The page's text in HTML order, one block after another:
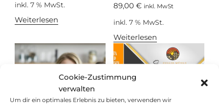
Cookie-Zustimmung
verwalten
Um dir ein optimales Erlebnis zu bieten, verwenden wir
inkl. 7 % MwSt.
Weiterlesen
89,00 € inkl. MwSt
inkl. 7 % MwSt.
Weiterlesen